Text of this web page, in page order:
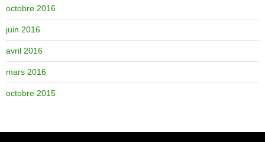
octobre 2016
juin 2016
avril 2016
mars 2016
octobre 2015